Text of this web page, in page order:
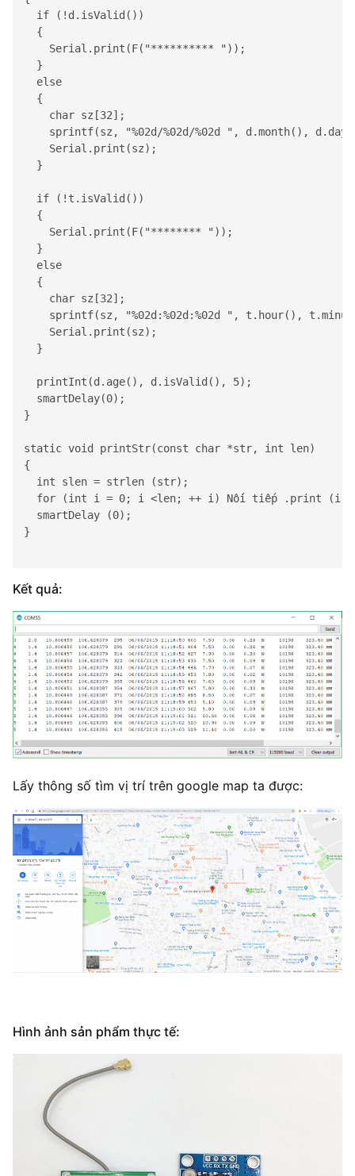
if (!d.isValid())
{
Serial .print(F("********** "));
}
else
{
char sz[32];
sprintf(sz, "%02d/%02d/%02d ", d.month(),
Serial .print(sz);
}
if (!t.isValid())
{
Serial .print(F("******** "));
}
else
{
char sz[32];
sprintf(sz, "%02d:%02d:%02d ", t.hour(),
Serial .print(sz);
}
printInt(d.age(), d.isValid(), 5);
smartDelay(0);
}
static void printStr(const char *str, int len)
{
int slen = strlen (str);
for (int i = 0; i <len; ++ i) Nối tiếp .print (i
smartDelay (0);
}
Kết quả:
Lấy thông số tìm vị trí trên google map ta được:
Hình ảnh sản phẩm thực tế: